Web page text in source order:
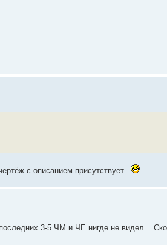
с описанием присутствует..
3-5 ЧМ и ЧЕ нигде не видел...